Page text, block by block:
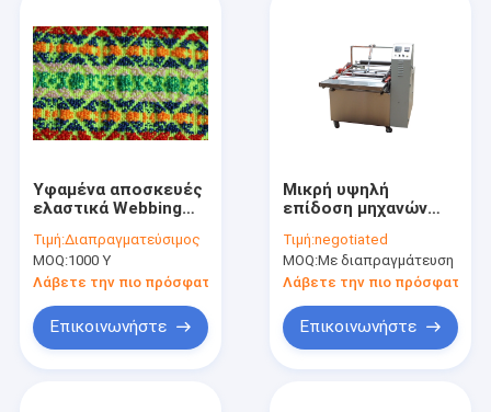
Υφαμένα αποσκευές
ελαστικά Webbing
Colorized φθορισμού
Τιμή:Διαπραγματεύσιμος
MOQ:1000 Υ
Λάβετε την πιο πρόσφατη τιμή
Επικοινωνήστε
Μικρή υψηλή
επίδοση μηχανών
παραγωγής
ανοξείδωτου μη
υφανθείσα
Τιμή:negotiated
MOQ:Με διαπραγμάτευση
Λάβετε την πιο πρόσφατη
Επικοινωνήστε